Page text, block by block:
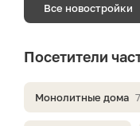
Все новостройки
Посетители
Монолитные дома